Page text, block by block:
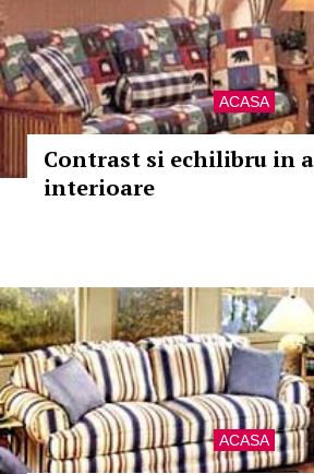
ACASA
Contrast si echilibru in
interioare
ACASA